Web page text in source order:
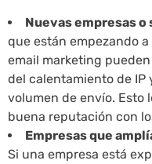
Nuevas empresas
que están empezando
email marketing
del calentamiento de IP
volumen de envío. Esto
buena reputación con
Empresas que
Si una empresa está